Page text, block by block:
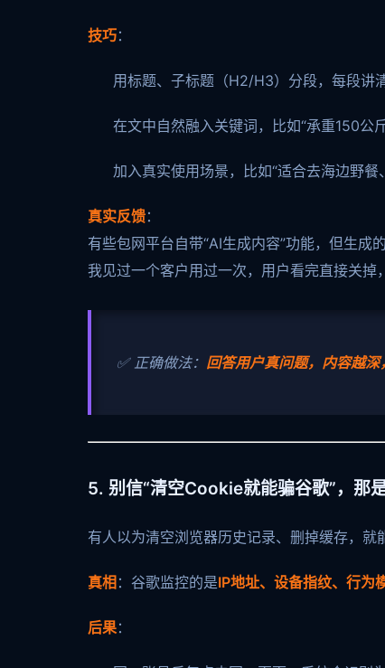
技巧：
用标题、子标题（H2/H3）分段，每段讲
在文中自然融入关键词，比如“承重150公
加入真实使用场景，比如“适合去海边野餐
真实反馈：
有些包网平台自带“AI生成内容”功能，但生成
我见过一个客户用过一次，用户看完直接关掉
✅ 正确做法： 回答用户真问题，内容越深
5. 别信“清空Cookie就能骗谷歌”，那
有人以为清空浏览器历史记录、删掉缓存，就
真相 ：谷歌监控的是IP地址、设备指纹、行为
后果：